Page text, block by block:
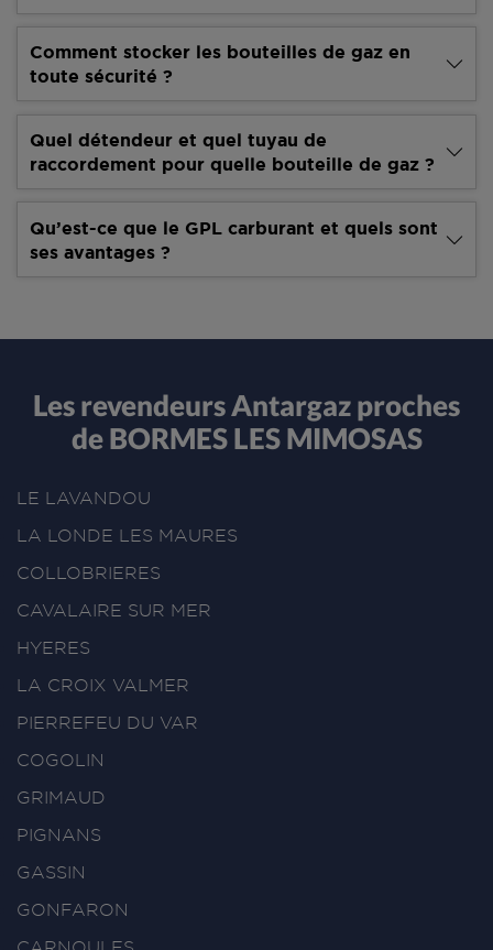
Comment stocker les bouteilles de gaz en
toute sécurité ?
Quel détendeur et quel tuyau de
raccordement pour quelle bouteille de gaz ?
Qu’est-ce que le GPL carburant et quels sont
ses avantages ?
Les revendeurs Antargaz proches
de BORMES LES MIMOSAS
LE LAVANDOU
LA LONDE LES MAURES
COLLOBRIERES
CAVALAIRE SUR MER
HYERES
LA CROIX VALMER
PIERREFEU DU VAR
COGOLIN
GRIMAUD
PIGNANS
GASSIN
GONFARON